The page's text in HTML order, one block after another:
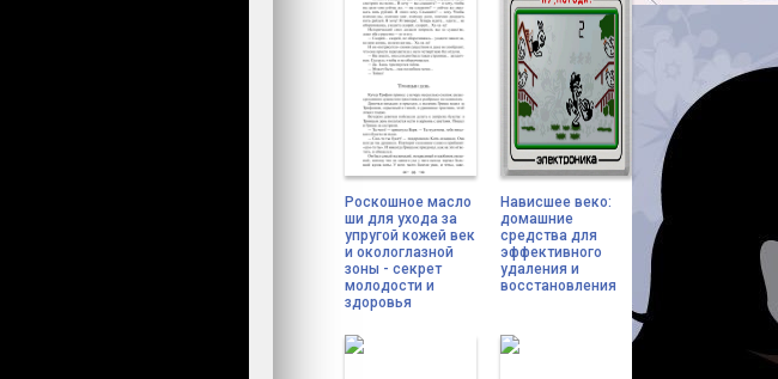
Роскошное масло
ши для ухода за
упругой кожей век
и окологлазной
зоны - секрет
молодости и
здоровья
Нависшее веко:
домашние
средства для
эффективного
удаления и
восстановления